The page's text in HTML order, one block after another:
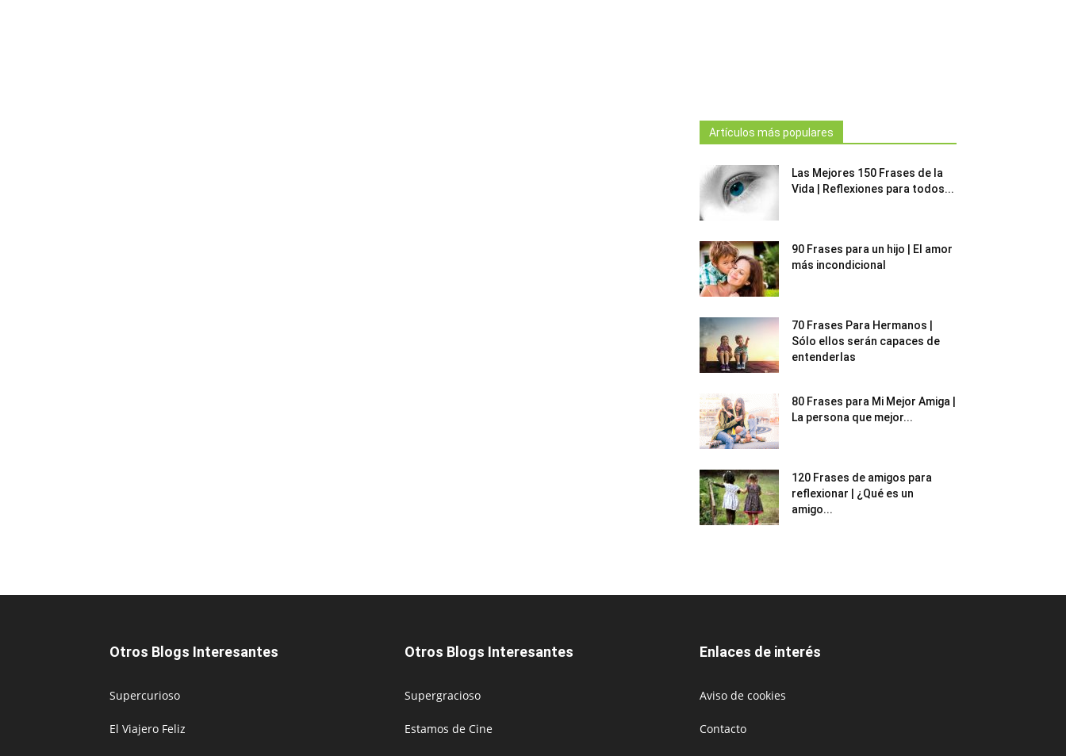
Artículos más populares
Las Mejores 150 Frases de la
Vida | Reflexiones para todos...
90 Frases para un hijo | El amor
más incondicional
70 Frases Para Hermanos |
Sólo ellos serán capaces de
entenderlas
80 Frases para Mi Mejor Amiga |
La persona que mejor...
120 Frases de amigos para
reflexionar | ¿Qué es un
amigo...
Otros Blogs Interesantes
Supercurioso
El Viajero Feliz
Otros Blogs Interesantes
Supergracioso
Estamos de Cine
Enlaces de interés
Aviso de cookies
Contacto